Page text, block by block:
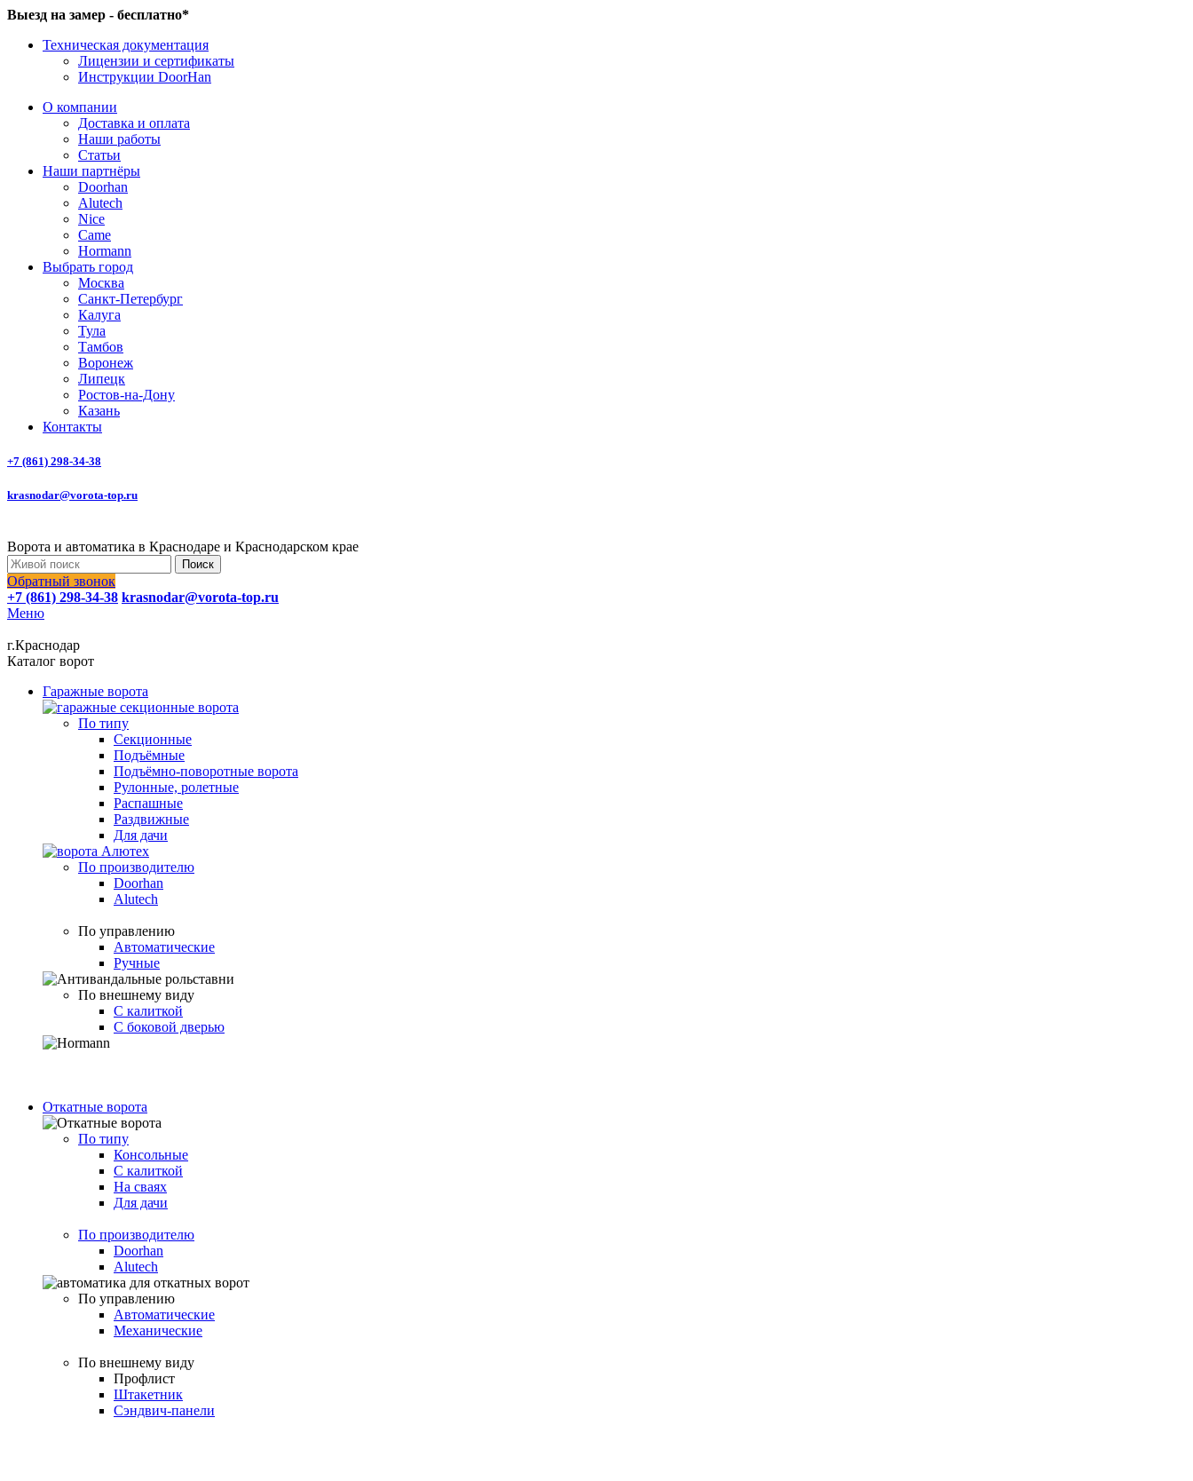
Выезд на замер - бесплатно*
Техническая документация
Лицензии и сертификаты
Инструкции DoorHan
О компании
Доставка и оплата
Наши работы
Статьи
Наши партнёры
Doorhan
Alutech
Nice
Came
Hormann
Выбрать город
Москва
Санкт-Петербург
Калуга
Тула
Тамбов
Воронеж
Липецк
Ростов-на-Дону
Казань
Контакты
+7 (861) 298-34-38
krasnodar@vorota-top.ru
Ворота и автоматика в Краснодаре и Краснодарском крае
Поиск
Обратный звонок
+7 (861) 298-34-38 krasnodar@vorota-top.ru
Меню
г.Краснодар
Каталог ворот
Гаражные ворота
По типу
Секционные
Подъёмные
Подъёмно-поворотные ворота
Рулонные, ролетные
Распашные
Раздвижные
Для дачи
По производителю
Doorhan
Alutech
По управлению
Автоматические
Ручные
По внешнему виду
С калиткой
С боковой дверью
Откатные ворота
По типу
Консольные
С калиткой
На сваях
Для дачи
По производителю
Doorhan
Alutech
По управлению
Автоматические
Механические
По внешнему виду
Профлист
Штакетник
Сэндвич-панели